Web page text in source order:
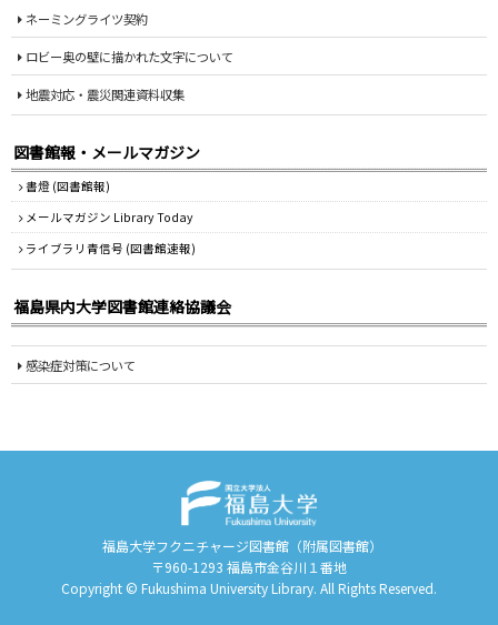
ネーミングライツ契約
ロビー奥の壁に描かれた文字について
地震対応・震災関連資料収集
図書館報・メールマガジン
書燈 (図書館報)
メールマガジン Library Today
ライブラリ青信号 (図書館速報)
福島県内大学図書館連絡協議会
感染症対策について
福島大学フクニチャージ図書館（附属図書館）
〒960-1293 福島市金谷川１番地
Copyright © Fukushima University Library. All Rights Reserved.